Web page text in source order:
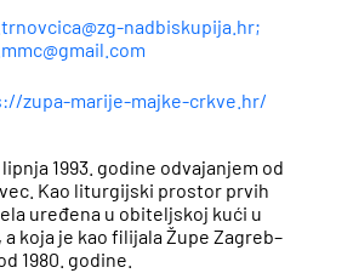
nadbiskupija.hr;
zupa-marije-majke-crkve.hr/
1993. godine odvajanjem od
Kao liturgijski prostor prvih
uređena u obiteljskoj kući u
koja je kao filijala Župe Zagreb–
1980. godine.